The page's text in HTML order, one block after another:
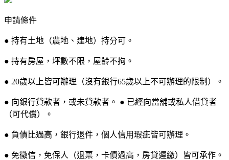
申請條件
● 持有土地（農地、建地）持分可。
● 持有房屋，坪數不限，屋齡不拘。
● 20歲以上皆可辦理（沒有銀行65歲以上不可辦理的限制）。
● 向銀行貸款者，或未貸款者。 ● 已經向當舖或私人借貸者
（可代償）。
● 負債比過高，銀行退件，個人信用瑕疵皆可辦理。
● 免徵信，免保人（退票，卡債過高，房貸遲繳）皆可承作。